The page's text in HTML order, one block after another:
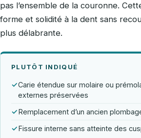
pas l’ensemble de la couronne.
forme et solidité à la dent sans
plus délabrante.
PLUTÔT INDIQUÉ
✓Carie étendue sur molaire ou
externes préservées
✓Remplacement d’un ancien
✓Fissure interne sans atteinte des